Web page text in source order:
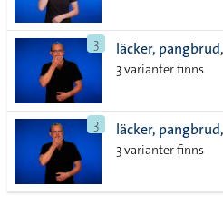
3 läcker,
3 varianter finns
3 läcker,
3 varianter finns